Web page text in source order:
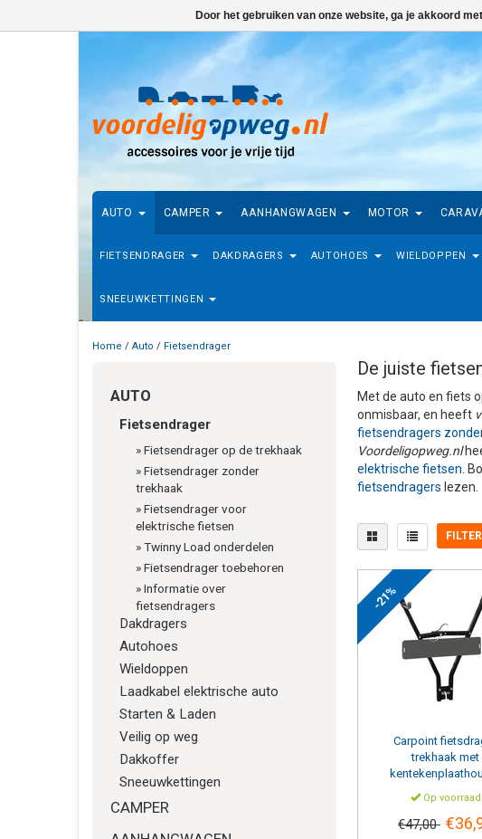
AUTO
FIETSENDRAGER DAKDRAGERS AUTOHOES WIELDOPPEN
SNEEUWKETTINGEN
CAMPER AANHANGWAGEN MOTOR
Home / Auto / Fietsendrager
AUTO
Fietsendrager
»Fietsendrager op de trekhaak
»Fietsendrager zonder
trekhaak
»Fietsendrager voor
elektrische fietsen
»Twinny Load onderdelen
»Fietsendrager toebehoren
»Informatie over
fietsendragers
Dakdragers
Autohoes
Wieldoppen
Laadkabel elektrische auto
Starten & Laden
Veilig op weg
Dakkoffer
Sneeuwkettingen
CAMPER
De juiste
Met de auto en fiets
onmisbaar, en heeft
fietsendragers
Voordeligopweg.nl
elektrische fietsen .
fietsendragers lezen.
Bevestiging
Op trekhaak
Op achterklep
(1)
-21%
Carpoint
trekhaak met
Op voorraad
€47,00
Door het gebruiken van onze website, ga je akkoord